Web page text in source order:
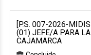
[P.S. 007-2026-
(01) JEFE/A PARA
CAJAMARCA